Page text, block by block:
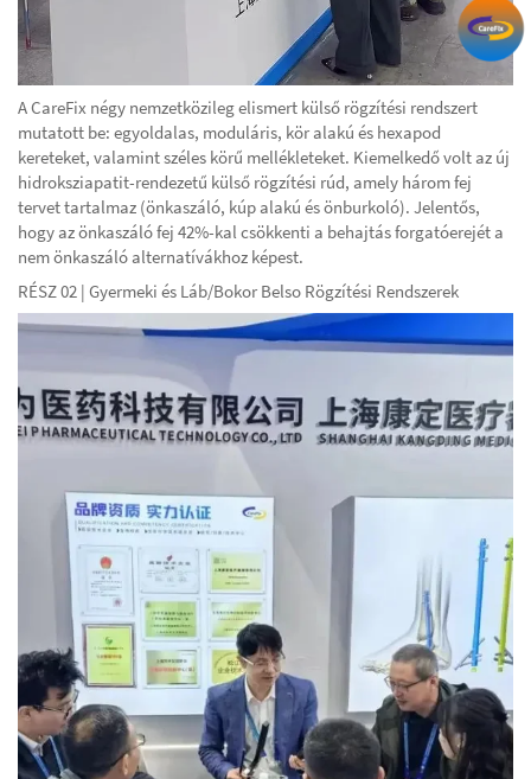
A CareFix négy nemzetközileg elismert külső rögzítési rendszert
mutatott be: egyoldalas, moduláris, kör alakú és hexapod
kereteket, valamint széles körű mellékleteket. Kiemelkedő volt az új
hidroksziapatit-rendezetű külső rögzítési rúd, amely három fej
tervet tartalmaz (önkaszáló, kúp alakú és önburkoló). Jelentős,
hogy az önkaszáló fej 42%-kal csökkenti a behajtás forgatóerejét a
nem önkaszáló alternatívákhoz képest.
RÉSZ 02 | Gyermeki és Láb/Bokor Belso Rögzítési Rendszerek